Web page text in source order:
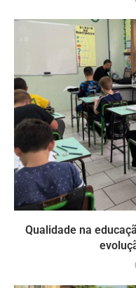
Qualidade na